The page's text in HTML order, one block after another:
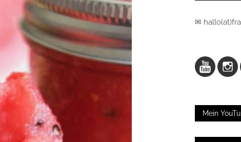
✉
Mein